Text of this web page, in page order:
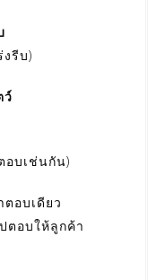
รีบ)
ว์
อบเช่นกัน)
ตอบเดียว
ตอบให้ลูกค้า